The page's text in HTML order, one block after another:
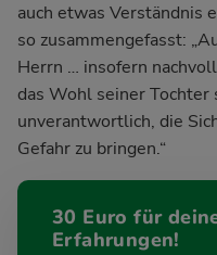
auch etwas Verständnis
so zusammengefasst:
Herrn … insofern
das Wohl seiner Tochter
unverantwortlich, die
Gefahr zu bringen.“
30 Euro für
Erfahrungen!